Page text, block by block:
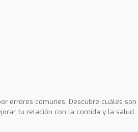
errores comunes. Descubre cuáles son
tu relación con la comida y la salud.